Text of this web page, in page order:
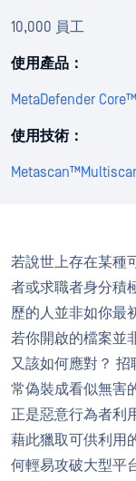
10,000 員工
使用產品：
MetaDefender Core™
使用技術：
若說世上存在某種
者或求職者身分積
歷的人並非如你最
若你開啟的檔案並
又該如何應對？
常偽裝成看似無害
正是惡意行為者利
藉此獵取可供利用
何輕易攻破大型平